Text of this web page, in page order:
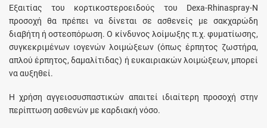
Εξαιτίας του κορτικοστεροειδούς του Dexa-Rhinaspray-N
προσοχή θα πρέπει να δίνεται σε ασθενείς με σακχαρώδη
διαβήτη ή οστεοπόρωση. Ο κίνδυνος λοίμωξης π.χ. φυματίωσης,
συγκεκριμένων ιογενών λοιμώξεων (όπως έρπητος ζωστήρα,
απλού έρπητος, δαμαλίτιδας) ή ευκαιριακών λοιμώξεων, μπορεί
να αυξηθεί.
Η χρήση αγγειοσυσπαστικών απαιτεί ιδιαίτερη προσοχή στην
περίπτωση ασθενών με καρδιακή νόσο.